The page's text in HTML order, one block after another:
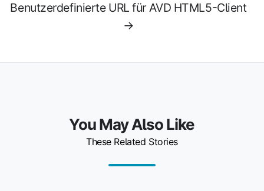
Benutzerdefinierte URL für AVD HTML5-Client
→
You May Also Like
These Related Stories